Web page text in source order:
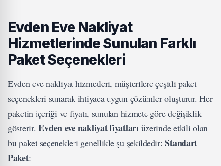
Evden Eve Nakliyat
Hizmetlerinde Sunulan Farklı
Paket Seçenekleri
Evden eve nakliyat hizmetleri, müşterilere çeşitli paket
seçenekleri sunarak ihtiyaca uygun çözümler oluşturur. Her
paketin içeriği ve fiyatı, sunulan hizmete göre değişiklik
gösterir.Evden eve nakliyat fiyatlarıüzerinde etkili olan
bu paket seçenekleri genellikle şu şekildedir:Standart
Paket: